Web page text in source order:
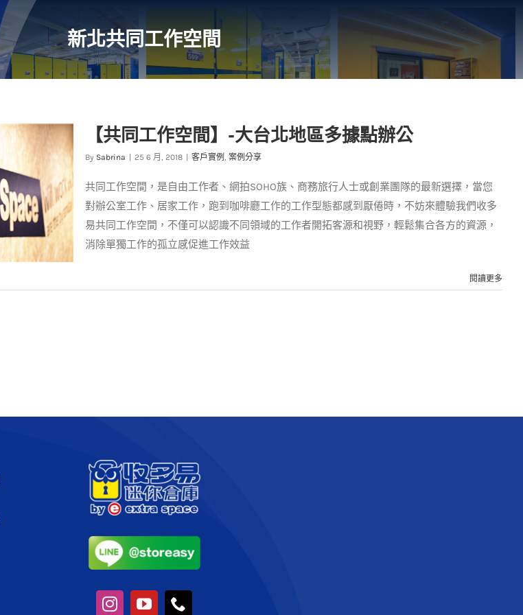
新北共同工作空間
【共同工作空間】-大台北地區多據點辦公
By Sabrina 25 6 月, 2018 客戶實例 , 案例分享
共同工作空間，是自由工作者、網拍SOHO族、商務旅行人士或創業團隊的最新選擇，當您
對辦公室工作、居家工作，跑到咖啡廳工作的工作型態都感到厭倦時，不妨來體驗我們收多
易共同工作空間，不僅可以認識不同領域的工作者開拓客源和視野，輕鬆集合各方的資源，
消除單獨工作的孤立感促進工作效益
閱讀更多